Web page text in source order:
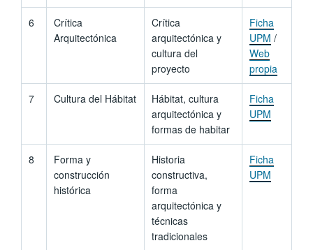
6
Crítica
Arquitectónica
Crítica
arquitectónica y
cultura del
proyecto
Ficha
UPM /
Web
propia
7 Cultura del Hábitat
Hábitat, cultura
arquitectónica y
formas de habitar
Ficha
UPM
8
Forma y
construcción
histórica
Historia
constructiva,
forma
arquitectónica y
técnicas
tradicionales
Ficha
UPM